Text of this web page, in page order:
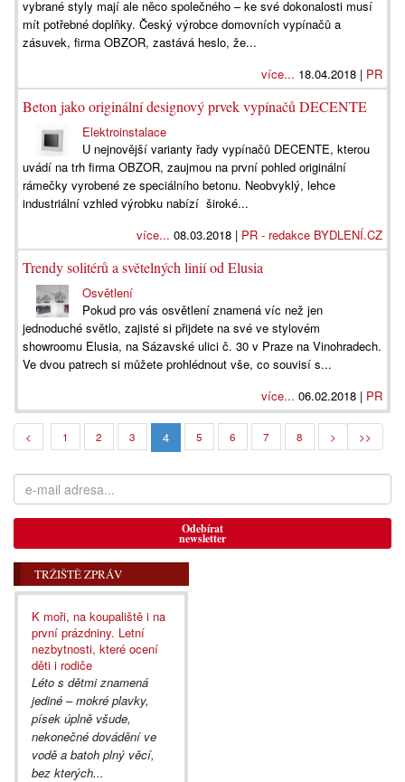
vybrané styly mají ale něco společného – ke své dokonalosti musí
mít potřebné doplňky. Český výrobce domovních vypínačů a
zásuvek, firma OBZOR, zastává heslo, že...
více... 18.04.2018 | PR
Beton jako originální designový prvek vypínačů DECENTE
Elektroinstalace
U nejnovější varianty řady vypínačů DECENTE, kterou
uvádí na trh firma OBZOR, zaujmou na první pohled originální
rámečky vyrobené ze speciálního betonu. Neobvyklý, lehce
industriální vzhled výrobku nabízí široké...
více... 08.03.2018 | PR - redakce BYDLENÍ.CZ
Trendy solitérů a světelných linií od Elusia
Osvětlení
Pokud pro vás osvětlení znamená víc než jen
jednoduché světlo, zajisté si přijdete na své ve stylovém
showroomu Elusia, na Sázavské ulici č. 30 v Praze na Vinohradech.
Ve dvou patrech si můžete prohlédnout vše, co souvisí s...
více... 06.02.2018 | PR
< 1 2 3 4 5 6 7 8 > >>
Odebírat
newsletter
TRŽIŠTĚ ZPRÁV
K moři, na koupaliště i na
první prázdniny. Letní
nezbytnosti, které ocení
děti i rodiče
Léto s dětmi znamená
jediné – mokré plavky,
písek úplně všude,
nekonečné dovádění ve
vodě a batoh plný věcí,
bez kterých...